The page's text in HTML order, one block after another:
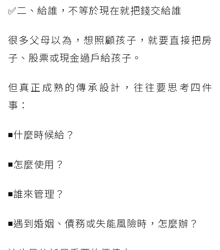
✅二、給誰，不等於現在就把錢交給誰
很多父母以為，想照顧孩子，就要直接把房
子、股票或現金過戶給孩子。
但真正成熟的傳承設計，往往要思考四件
事：
◾什麼時候給？
◾怎麼使用？
◾誰來管理？
◾遇到婚姻、債務或失能風險時，怎麼辦？